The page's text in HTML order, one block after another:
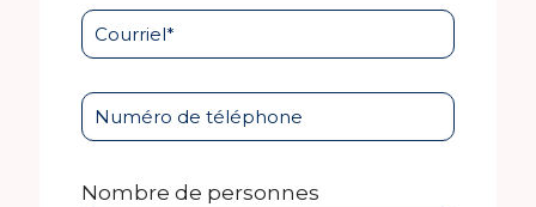
Nombre de personnes